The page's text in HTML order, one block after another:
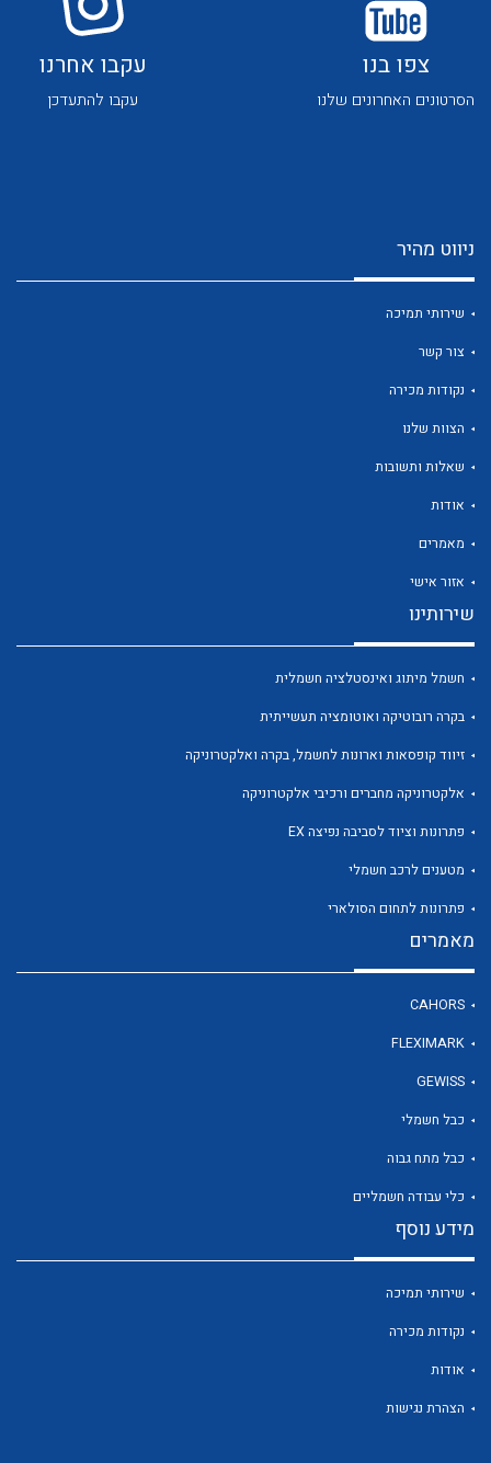
לכל מוצרי היצרן
לכל מוצרי היצרן
לכל מוצרי היצרן
לכל מוצרי היצרן
צפו בנו
הסרטונים האחרונים שלנו
עקבו אחרנו
עקבו להתעדכן
ניווט מהיר
שירותי תמיכה
צור קשר
נקודות מכירה
הצוות שלנו
שאלות ותשובות
אודות
מאמרים
אזור אישי
שירותינו
חשמל מיתוג ואינסטלציה חשמלית
בקרה רובוטיקה ואוטומציה תעשייתית
זיווד קופסאות וארונות לחשמל, בקרה ואלקטרוניקה
אלקטרוניקה מחברים ורכיבי אלקטרוניקה
פתרונות וציוד לסביבה נפיצה EX
מטענים לרכב חשמלי
פתרונות לתחום הסולארי
מאמרים
CAHORS
FLEXIMARK
GEWISS
כבל חשמלי
כבל מתח גבוה
כלי עבודה חשמליים
מידע נוסף
שירותי תמיכה
נקודות מכירה
אודות
הצהרת נגישות